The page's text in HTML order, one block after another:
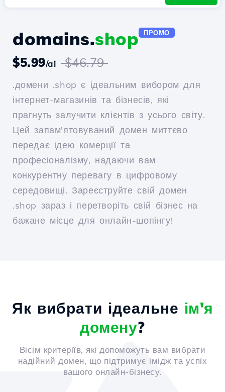
domains.shop ПРОМО
$5.99/ai $46.79
.домени .shop є ідеальним вибором для
інтернет-магазинів та бізнесів, які
прагнуть залучити клієнтів з усього світу.
Цей запам'ятовуваний домен миттєво
передає ідею комерції та
професіоналізму, надаючи вам
конкурентну перевагу в цифровому
середовищі. Зареєструйте свій домен
.shop зараз і перетворіть свій бізнес на
бажане місце для онлайн-шопінгу!
Як вибрати ідеальне ім'я
домену?
Вісім критеріїв, які допоможуть вам вибрати
надійний домен, що підтримує імідж та успіх
вашого онлайн-бізнесу.